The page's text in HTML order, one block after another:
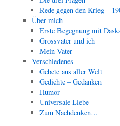
Rede gegen den Krieg –
Über mich
Erste Begegnung mit
Grossvater und ich
Mein Vater
Verschiedenes
Gebete aus aller Welt
Gedichte – Gedanken
Humor
Universale Liebe
Zum Nachdenken…